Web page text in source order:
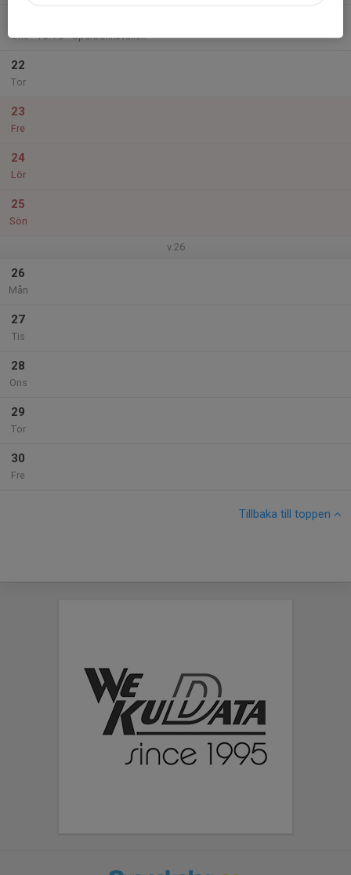
Ons
18:15
Sparbanksvallen
22
Tor
23
Fre
24
Lör
25
Sön
v.26
26
Mån
27
Tis
28
Ons
29
Tor
30
Fre
Tillbaka till toppen